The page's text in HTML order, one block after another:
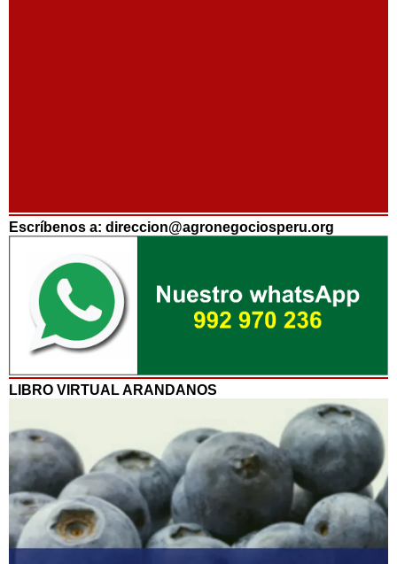
Escríbenos a: direccion@agronegociosperu.org
LIBRO VIRTUAL ARANDANOS